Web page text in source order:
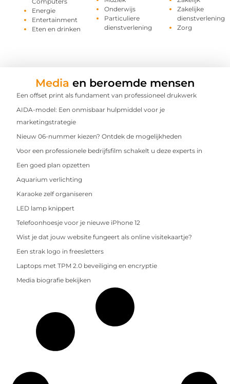
Energie
Entertainment
Eten en drinken
Onderwijs
Particuliere
dienstverlening
Zakelijke
dienstverlening
Zorg
Media en beroemde mensen
Een offset print als fundament van professioneel drukwerk
AIDA-model: Een onmisbaar hulpmiddel voor je
marketingstrategie
Nieuw 06-nummer kiezen? Ontdek de mogelijkheden
Voor een professionele bedrijfsfilm schakelt u deze experts in
Een goed plan opzetten
Aquarium verlichting
Karaoke zelf organiseren
LED lamp knippert
Telefoonhoesje voor je nieuwe iPhone 12
Wist je dat jouw website fungeert als online visitekaartje?
Een strak logo in freesletters
Laptops met TPM 2.0 beveiliging en encryptie
Media biografie bekijken